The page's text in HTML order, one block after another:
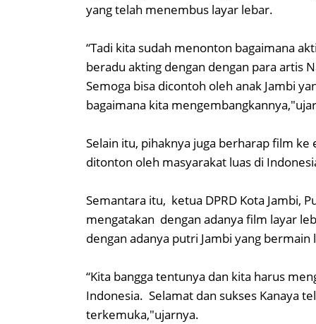
yang telah menembus layar lebar.
“Tadi kita sudah menonton bagaimana
beradu akting dengan dengan para artis
Semoga bisa dicontoh oleh anak Jambi
bagaimana kita
Selain itu, pihaknya juga berharap film
ditonton oleh masyarakat luas di
Semantara itu, ketua DPRD Kota Jambi,
mengatakan dengan adanya film layar
dengan adanya putri Jambi yang
“Kita bangga tentunya dan kita harus
Indonesia. Selamat dan sukses Kanaya
terkemuka,"ujarnya.